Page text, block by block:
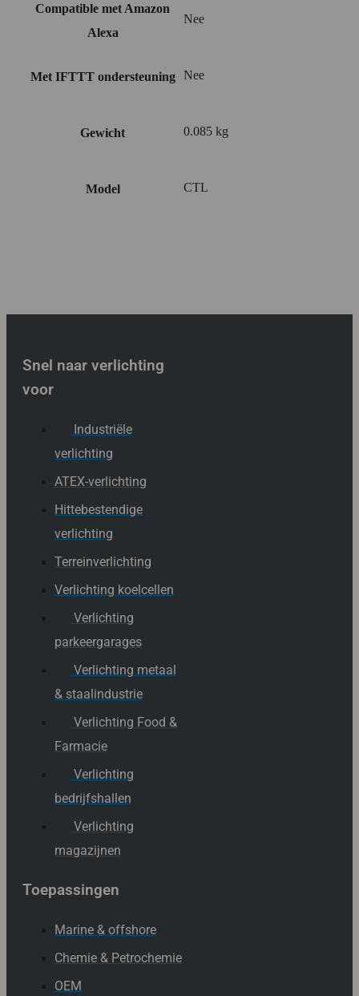
Compatible met Amazon
Alexa
Nee
Met IFTTT ondersteuning Nee
Gewicht 0.085 kg
Model CTL
Snel naar verlichting
voor
Industriële
verlichting
ATEX-verlichting
Hittebestendige
verlichting
Terreinverlichting
Verlichting koelcellen
Verlichting
parkeergarages
Verlichting metaal
& staalindustrie
Verlichting Food &
Farmacie
Verlichting
bedrijfshallen
Verlichting
magazijnen
Toepassingen
Marine & offshore
Chemie & Petrochemie
OEM